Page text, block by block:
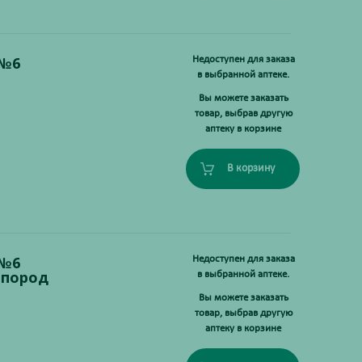
Недоступен для заказа
в выбранной аптеке.
Вы можете заказать
товар, выбрав другую
аптеку в корзине
В корзину
пород
Недоступен для заказа
в выбранной аптеке.
Вы можете заказать
товар, выбрав другую
аптеку в корзине